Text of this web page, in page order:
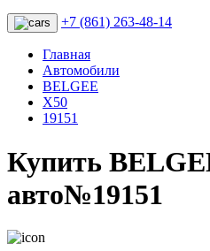
+7 (861) 263-48-14
Главная
Автомобили
BELGEE
X50
19151
Купить
авто№19151